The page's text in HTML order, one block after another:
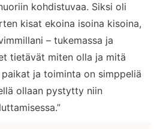
kohdistuvaa. Siksi oli
kisat ekoina isoina kisoina,
– tukemassa ja
tietävät miten olla ja mitä
ja toiminta on simppeliä
ollaan pystytty niin